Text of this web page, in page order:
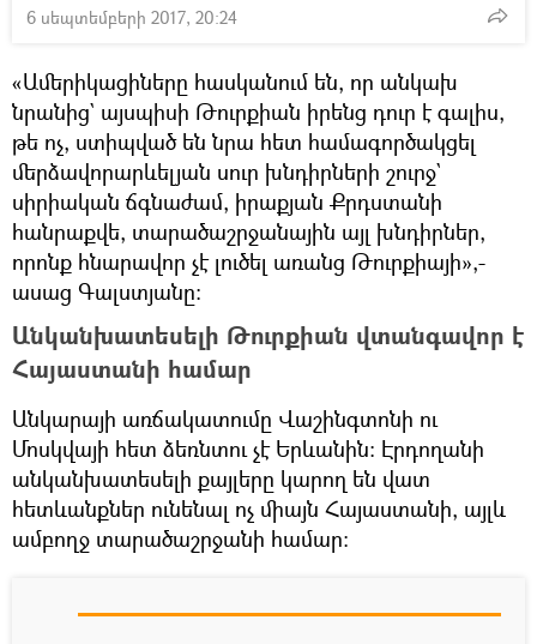
6 սեպտեմբերի 2017, 20:24
«Ամերիկացիները հասկանում են, որ անկախ
նրանից` այսպիսի Թուրքիան իրենց դուր է գալիս,
թե ոչ, ստիպված են նրա հետ համագործակցել
մերձավորարևելյան սուր խնդիրների շուրջ`
սիրիական ճգնաժամ, իրաքյան Քրդստանի
հանրաքվե, տարածաշրջանային այլ խնդիրներ,
որոնք հնարավոր չէ լուծել առանց Թուրքիայի»,-
ասաց Գալստյանը։
Անկանխատեսելի Թուրքիան վտանգավոր է
Հայաստանի համար
Անկարայի առճակատումը Վաշինգտոնի ու
Մոսկվայի հետ ձեռնտու չէ Երևանին։ Էրդողանի
անկանխատեսելի քայլերը կարող են վատ
հետևանքներ ունենալ ոչ միայն Հայաստանի, այլև
ամբողջ տարածաշրջանի համար։